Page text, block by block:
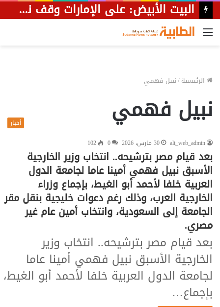
البيت الأبيض: على ⁧‫الإمارات‬⁩ وقف نباح أحد أتباعها ضد ترمب
القائمة
الرئيسية/نبيل فهمي
نبيل فهمي
أخبار
alt_web_admin
30 مارس، 2026 0
102
بعد قيام مصر بترشيحه.. انتخاب وزير الخارجية
الأسبق نبيل فهمي أمينا عاما لجامعة الدول
العربية خلفا لأحمد أبو الغيط، بإجماع وزراء
الخارجية العرب، وذلك رغم دعوات خليجية بنقل مقر
الجامعة إلى السعودية، وانتخاب أمين عام غير
مصري.
بعد قيام مصر بترشيحه.. انتخاب وزير
الخارجية الأسبق نبيل فهمي أمينا عاما
لجامعة الدول العربية خلفا لأحمد أبو الغيط،
بإجماع…